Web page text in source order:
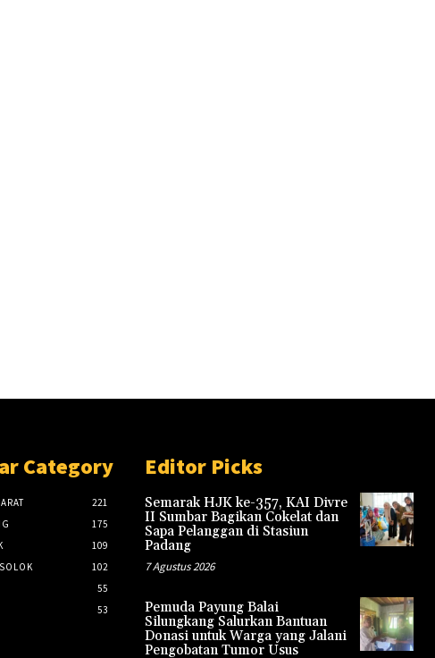
Category
221
175
109
102
55
53
Editor Picks
Semarak HJK ke-357, KAI Divre
II Sumbar Bagikan Cokelat dan
Sapa Pelanggan di Stasiun
Padang
7 Agustus 2026
Pemuda Payung Balai
Silungkang Salurkan Bantuan
Donasi untuk Warga yang Jalani
Pengobatan Tumor Usus